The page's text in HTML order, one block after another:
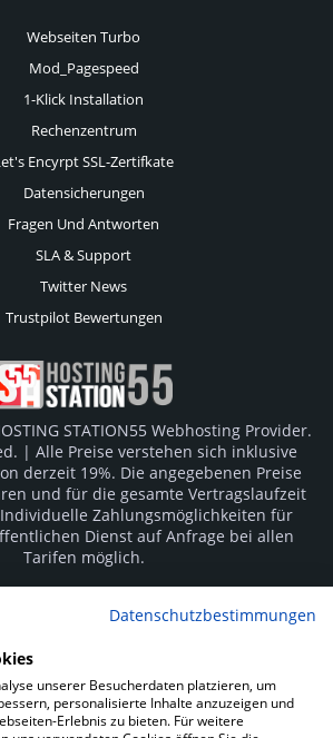
Webseiten Turbo
Mod_Pagespeed
1-Klick Installation
Rechenzentrum
Encyrpt SSL-Zertifkate
Datensicherungen
Fragen Und Antworten
SLA & Support
Twitter News
Trustpilot Bewertungen
STATION55 Webhosting Provider.
| Alle Preise verstehen sich inklusive
derzeit 19%. Die angegebenen Preise
und für die gesamte Vertragslaufzeit
Zahlungsmöglichkeiten für
Dienst auf Anfrage bei allen
Tarifen möglich.
Irrtümer vorbehalten.
SOCIAL MEDIA
Datenschutzbestimmungen
unserer Besucherdaten platzieren, um
personalisierte Inhalte anzuzeigen und
Erlebnis zu bieten. Für weitere